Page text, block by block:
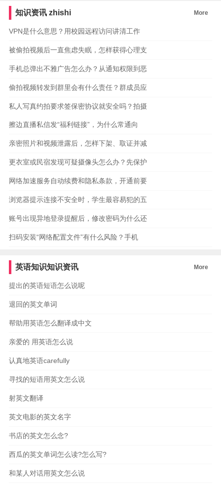
知识资讯 zhishi More
VPN是什么意思？用校园远程访问讲清工作
被偷拍视频后一直焦虑失眠，怎样获得心理支
手机总弹出不雅广告怎么办？从通知权限到恶
偷拍视频转发到群里会有什么责任？群成员应
私人写真约拍要求签保密协议就安全吗？拍摄
擦边直播私信发“福利链接”，为什么常通向
亲密照片和视频泄露后，怎样下架、取证并减
更衣室或民宿发现可疑摄像头怎么办？先保护
网络加速服务自动续费和隐私条款，开通前要
浏览器提示连接不安全时，学生最容易犯的五
账号出现异地登录提醒后，修改密码为什么还
扫码安装“网络配置文件”有什么风险？手机
英语知识知识资讯 More
提出的英语短语怎么说呢
退回的英文单词
帮助用英语怎么翻译成中文
亲爱的 用英语怎么说
认真地英语carefully
寻找的短语用英文怎么说
射英文翻译
英文电影的英文名字
书店的英文怎么念?
西瓜的英文单词怎么读?怎么写?
和某人对话用英文怎么说